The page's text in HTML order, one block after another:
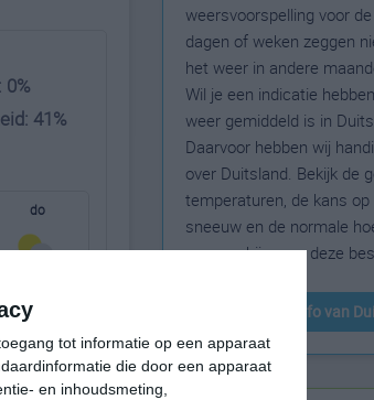
tot informatie op een apparaat
die door een apparaat
en inhoudsmeting,
41%
do
32°C
weersvoorspelling voor
dagen of weken zeggen
het weer in andere
Wil je een indicatie
weer gemiddeld is in
Daarvoor hebben wij
over Duitsland. Bekijk de
temperaturen, de kans
sneeuw en de normale
zonneschijn voor deze
klimaatinfo van